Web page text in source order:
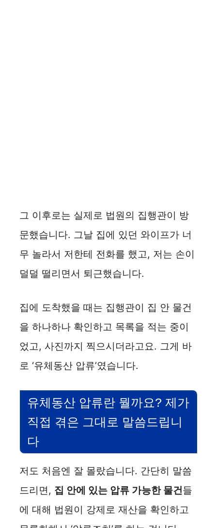
그 이후로는 실제로 법원의 집행관이 방
문했습니다. 그날 집에 있던 와이프가 너
무 놀라서 저한테 전화를 했고, 저는 손이
덜덜 떨리면서 퇴근했습니다.
집에 도착했을 때는 집행관이 집 안 물건
을 하나하나 확인하고 목록을 적는 중이
었고, 사진까지 찍으시더라고요. 그게 바
로 ‘유체동산 압류’였습니다.
유체동산 압류란 뭘까요? 제가
직접 겪은 그대로 말씀드립니
다
저도 처음엔 잘 몰랐습니다. 간단히 말씀
드리면, 집 안에 있는 압류 가능한 물건들
에 대해 법원이 강제로 재산을 확인하고